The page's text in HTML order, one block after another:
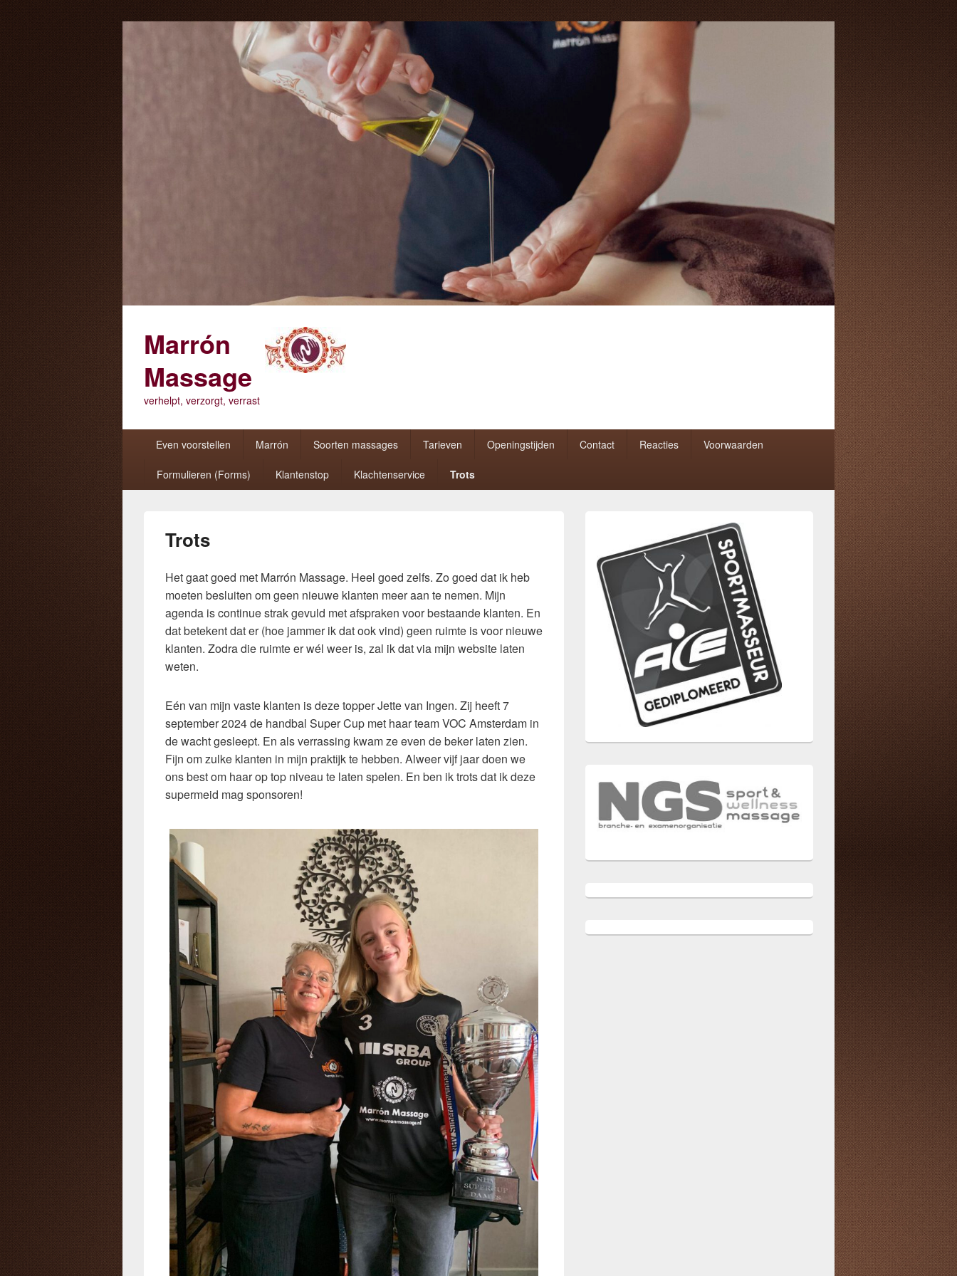
Marrón
Massage
verhelpt, verzorgt, verrast
Primair Even voorstellen Marrón Soorten massages Tarieven Openingstijden Contact Reacties Voorwaarden
Formulieren (Forms) Klantenstop Klachtenservice Trots
Trots
Het gaat goed met Marrón Massage. Heel goed zelfs. Zo goed dat ik heb
moeten besluiten om geen nieuwe klanten meer aan te nemen. Mijn
agenda is continue strak gevuld met afspraken voor bestaande klanten. En
dat betekent dat er (hoe jammer ik dat ook vind) geen ruimte is voor nieuwe
klanten. Zodra die ruimte er wél weer is, zal ik dat via mijn website laten
weten.
Eén van mijn vaste klanten is deze topper Jette van Ingen. Zij heeft 7
september 2024 de handbal Super Cup met haar team VOC Amsterdam in
de wacht gesleept. En als verrassing kwam ze even de beker laten zien.
Fijn om zulke klanten in mijn praktijk te hebben. Alweer vijf jaar doen we
ons best om haar op top niveau te laten spelen. En ben ik trots dat ik deze
supermeid mag sponsoren!
gebied